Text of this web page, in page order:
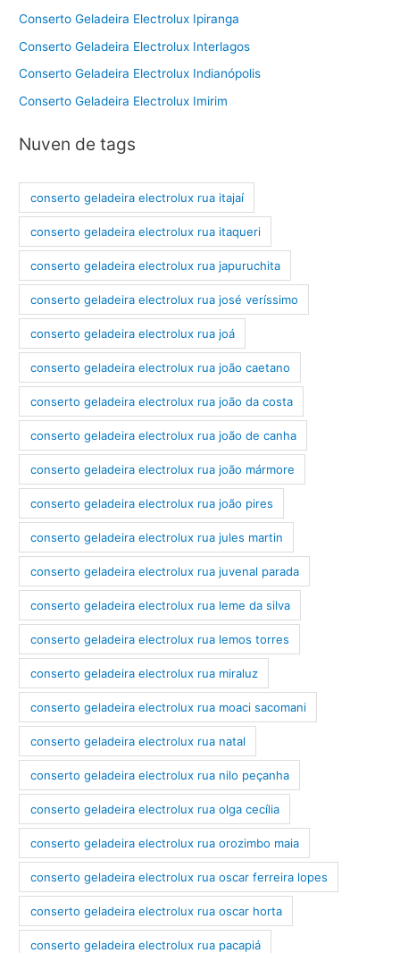
Conserto Geladeira Electrolux Ipiranga
Conserto Geladeira Electrolux Interlagos
Conserto Geladeira Electrolux Indianópolis
Conserto Geladeira Electrolux Imirim
Nuven de tags
conserto geladeira electrolux rua itajaí
conserto geladeira electrolux rua itaqueri
conserto geladeira electrolux rua japuruchita
conserto geladeira electrolux rua josé veríssimo
conserto geladeira electrolux rua joá
conserto geladeira electrolux rua joão caetano
conserto geladeira electrolux rua joão da costa
conserto geladeira electrolux rua joão de canha
conserto geladeira electrolux rua joão mármore
conserto geladeira electrolux rua joão pires
conserto geladeira electrolux rua jules martin
conserto geladeira electrolux rua juvenal parada
conserto geladeira electrolux rua leme da silva
conserto geladeira electrolux rua lemos torres
conserto geladeira electrolux rua miraluz
conserto geladeira electrolux rua moaci sacomani
conserto geladeira electrolux rua natal
conserto geladeira electrolux rua nilo peçanha
conserto geladeira electrolux rua olga cecília
conserto geladeira electrolux rua orozimbo maia
conserto geladeira electrolux rua oscar ferreira lopes
conserto geladeira electrolux rua oscar horta
conserto geladeira electrolux rua pacapiá